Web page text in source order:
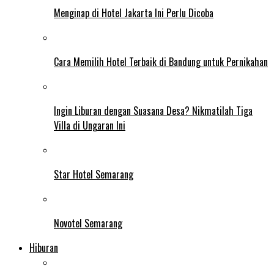
Menginap di Hotel Jakarta Ini Perlu Dicoba
Cara Memilih Hotel Terbaik di Bandung untuk Pernikahan
Ingin Liburan dengan Suasana Desa? Nikmatilah Tiga
Villa di Ungaran Ini
Star Hotel Semarang
Novotel Semarang
Hiburan